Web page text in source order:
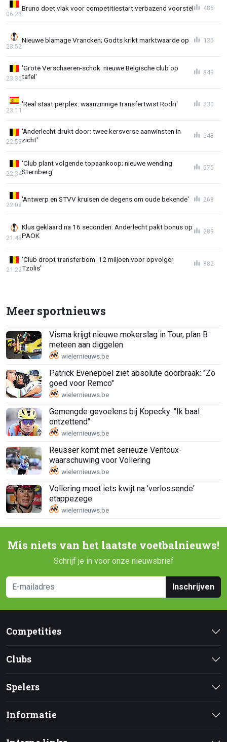
Bruno doet vlak voor competitiestart verbazend voorstel
06:23
486
Nieuwe blamage Vrancken; Godts krikt marktwaarde op
23:52
135
'Grote Verschaeren-schok: nieuwe Belgische club op
tafel'
23:36
849
'Real staat perplex: waanzinnige transfertwist Rodri'
23:11
230
'Anderlecht drukt door: twee kersverse aanwinsten in
zicht'
22:53
643
'Club plant volgende topaankoop; nieuwe wending
Sternberg'
22:34
575
'Antwerp en STVV kruisen de degens om oude bekende'
22:08
268
Klus geklaard na 16 seconden: Anderlecht pakt bonus op
PAOK
21:43
289
'Club dropt transferbom: 12 miljoen voor opvolger
Tzolis'
21:22
882
Meer sportnieuws
Visma krijgt nieuwe mokerslag in Tour, plan B
meteen aan diggelen
Patrick Evenepoel ziet absolute doorbraak: "Zo
goed voor Remco"
Gemengde gevoelens bij Kopecky: "Ik baal
ontzettend"
Reusser komt met serieuze Ventoux-
waarschuwing voor Vollering
Vollering moet iets kwijt na 'verlossende'
etappezege
Mis niets van het laatste voetbalnieuws!
Schrijf je in voor onze nieuwsbrief
Inschrijven
Competities
Clubs
Spelers
Informatie